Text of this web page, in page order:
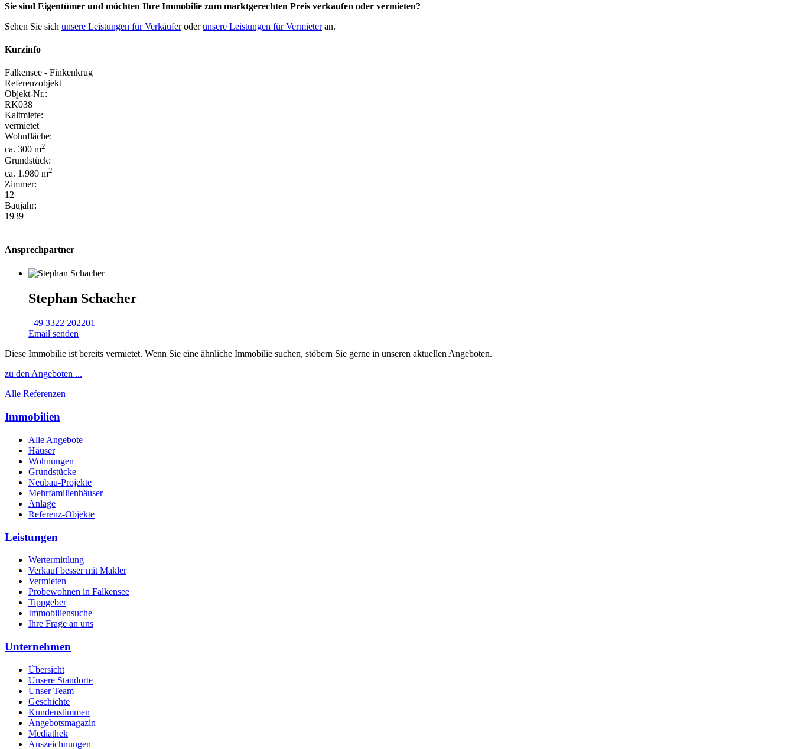
Sie sind Eigentümer und möchten Ihre Immobilie zum marktgerechten Preis verkaufen oder vermieten?
Sehen Sie sich unsere Leistungen für Verkäuferoderunsere Leistungen für Vermieteran.
Kurzinfo
Falkensee - Finkenkrug
Referenzobjekt
Objekt-Nr.:
RK038
Kaltmiete:
vermietet
Wohnfläche:
ca. 300 m2
Grundstück:
ca. 1.980 m2
Zimmer:
12
Baujahr:
1939
Ansprechpartner
Stephan Schacher
+49 3322 202201
Email senden
Diese Immobilie ist bereits vermietet. Wenn Sie eine ähnliche Immobilie suchen, stöbern Sie gerne in unseren aktuellen Angeboten.
zu den Angeboten ...
Alle Referenzen
Immobilien
Alle Angebote
Häuser
Wohnungen
Grundstücke
Neubau-Projekte
Mehrfamilienhäuser
Anlage
Referenz-Objekte
Leistungen
Wertermittlung
Verkauf besser mit Makler
Vermieten
Probewohnen in Falkensee
Tippgeber
Immobiliensuche
Ihre Frage an uns
Unternehmen
Übersicht
Unsere Standorte
Unser Team
Geschichte
Kundenstimmen
Angebotsmagazin
Mediathek
Auszeichnungen